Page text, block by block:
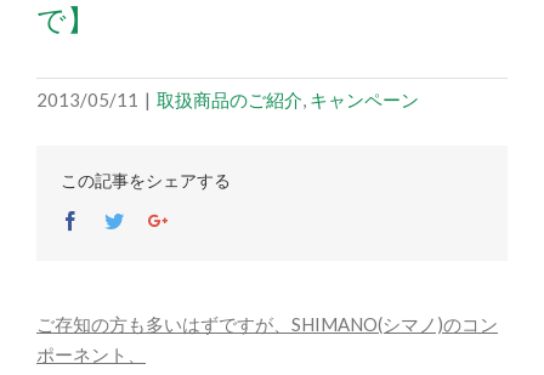
で】
2013/05/11 | 取扱商品のご紹介, キャンペーン
この記事をシェアする
Facebook
TwitterGoogle+
ご存知の方も多いはずですが、SHIMANO(シマノ)のコン
ポーネント、